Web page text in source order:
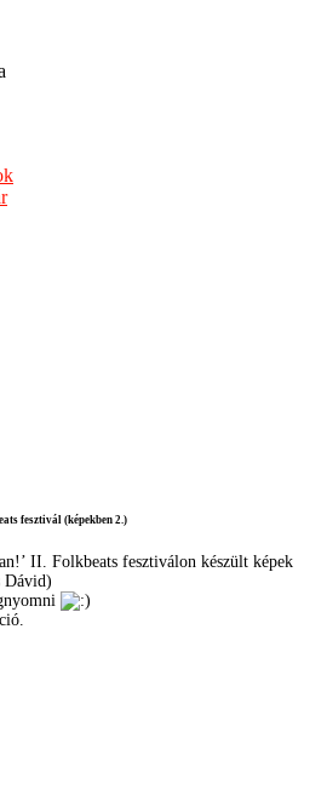
fesztivál (képekben 2.)
II. Folkbeats fesztiválon készült képek
Dávid)